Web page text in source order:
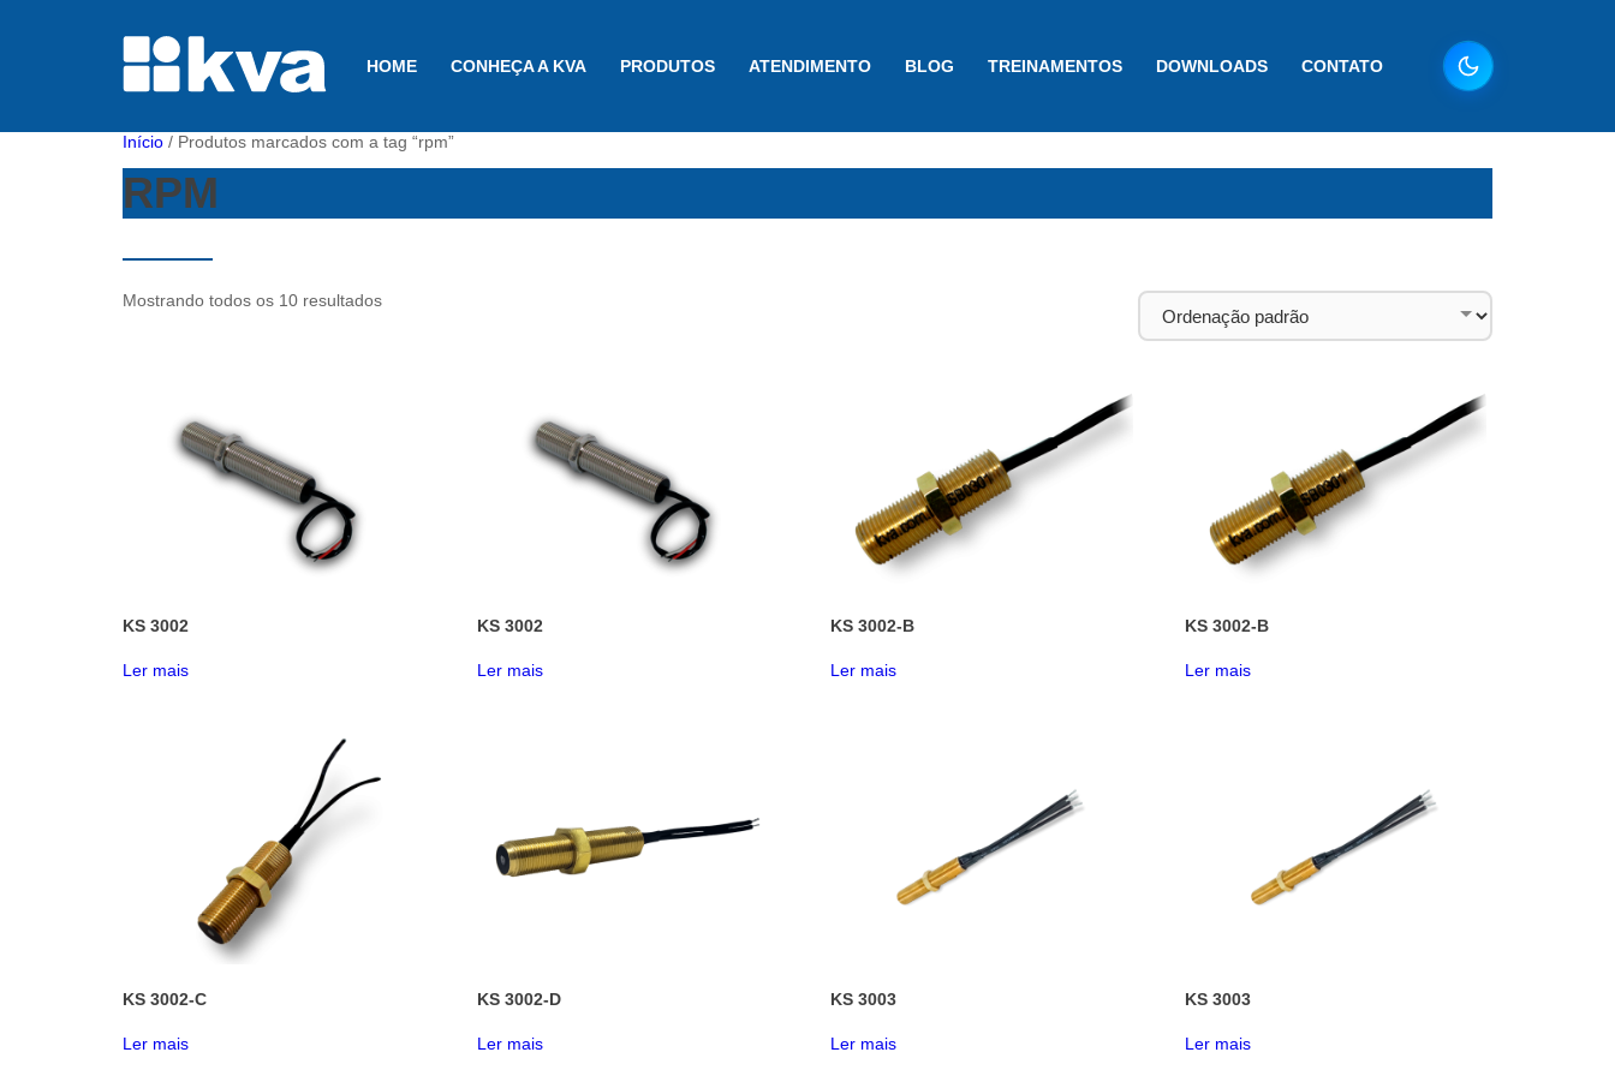
HOME CONHEÇA A KVA PRODUTOS ATENDIMENTO BLOG TREINAMENTOS DOWNLOADS CONTATO
Início / Produtos marcados com a tag “rpm”
RPM
Mostrando todos os 10 resultados
KS 3002
Ler mais
KS 3002
Ler mais
KS 3002-B
Ler mais
KS 3002-B
Ler mais
KS 3002-C
Ler mais
KS 3002-D
Ler mais
KS 3003
Ler mais
KS 3003
Ler mais